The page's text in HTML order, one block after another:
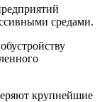
средами.
крупнейшие